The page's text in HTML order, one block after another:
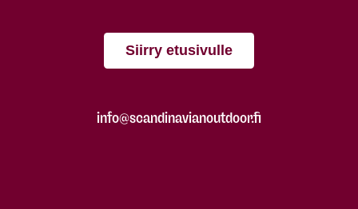
Siirry etusivulle
info@scandinavianoutdoor.fi